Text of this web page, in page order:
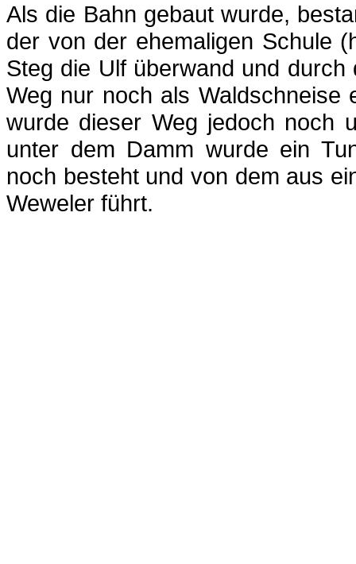
Als die Bahn gebaut wurde,
der von der ehemaligen Schule
Steg die Ulf überwand und
Weg nur noch als Waldschneise
wurde dieser Weg jedoch noch
unter dem Damm wurde ein
noch besteht und von dem aus
Weweler führt.